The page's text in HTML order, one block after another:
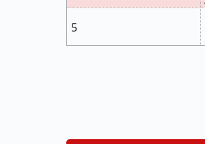
5